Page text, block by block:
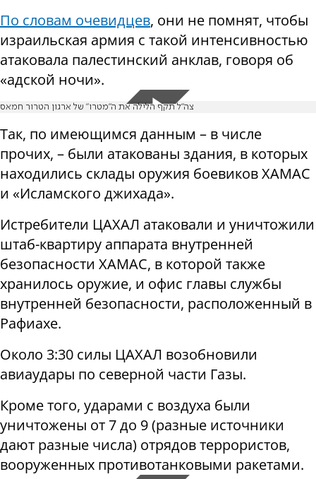
По словам очевидцев, они не помнят, чтобы
израильская армия с такой интенсивностью
атаковала палестинский анклав, говоря об
«адской ночи».
צה״ל תקף הלילה את ה״מטרו״ של ארגון הטרור חמאס
Так, по имеющимся данным – в числе
прочих, – были атакованы здания, в которых
находились склады оружия боевиков ХАМАС
и «Исламского джихада».
Истребители ЦАХАЛ атаковали и уничтожили
штаб-квартиру аппарата внутренней
безопасности ХАМАС, в которой также
хранилось оружие, и офис главы службы
внутренней безопасности, расположенный в
Рафиахе.
Около 3:30 силы ЦАХАЛ возобновили
авиаудары по северной части Газы.
Кроме того, ударами с воздуха были
уничтожены от 7 до 9 (разные источники
дают разные числа) отрядов террористов,
вооруженных противотанковыми ракетами.